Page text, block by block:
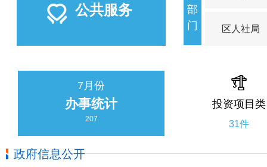
公共服务
部
门
区人社局
7月份
办事统计
207
投资项目类
31件
政府信息公开